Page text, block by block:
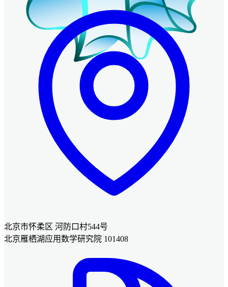
北京市怀柔区 河防口村544号
北京雁栖湖应用数学研究院 101408